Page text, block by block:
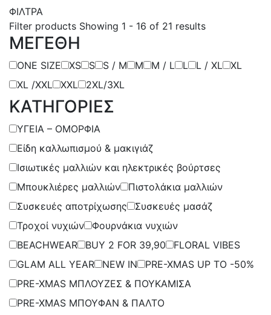
ΦΙΛΤΡΑ
Filter products Showing 1 - 16 of 21 results
ΜΕΓΕΘΗ
ONE SIZE XS S S / M Μ M / L L L / XL
XL
XL /XXL
XXL 2XL/3XL
ΚΑΤΗΓΟΡΙΕΣ
ΥΓΕΙΑ – ΟΜΟΡΦΙΑ
Είδη καλλωπισμού & μακιγιάζ
Ισιωτικές μαλλιών και ηλεκτρικές βούρτσες
Μπουκλιέρες μαλλιών
Πιστολάκια μαλλιών
Συσκευές αποτρίχωσης
Συσκευές μασάζ
Τροχοί νυχιών
Φουρνάκια νυχιών
BEACHWEAR
BUY 2 FOR 39,90
FLORAL VIBES
GLAM ALL YEAR
NEW IN
PRE-XMAS UP TO -50%
PRE-XMAS ΜΠΛΟΥΖΕΣ & ΠΟΥΚΑΜΙΣΑ
PRE-XMAS ΜΠΟΥΦΑΝ & ΠΑΛΤΟ